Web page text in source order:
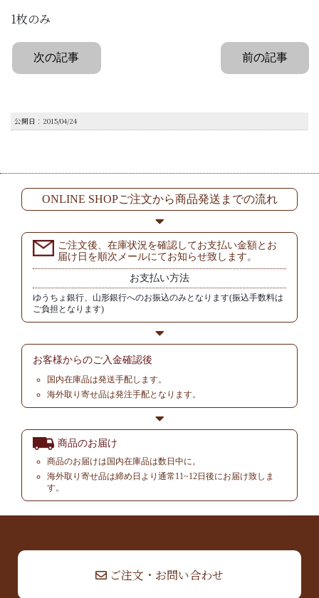
1枚のみ
次の記事 前の記事
公開日：2015/04/24
ONLINE SHOPご注文から商品発送までの流れ
ご注文後、在庫状況を確認してお支払い金額とお
届け日を順次メールにてお知らせ致します。
お支払い方法
ゆうちょ銀行、山形銀行へのお振込のみとなります(振込手数料は
ご負担となります)
お客様からのご入金確認後
国内在庫品は発送手配します。
海外取り寄せ品は発注手配となります。
商品のお届け
商品のお届けは国内在庫品は数日中に。
海外取り寄せ品は締め日より通常11~12日後にお届け致しま
す。
ご注文・お問い合わせ